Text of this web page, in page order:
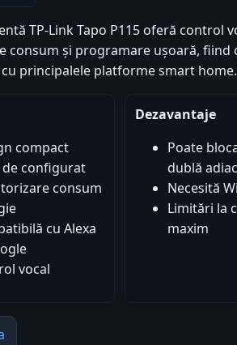
TP-Link Tapo P115 oferă control
consum și programare ușoară, fiind
principalele platforme smart home.
compact
de configurat
consum
cu Alexa
vocal
Dezavantaje
Poate
dublă
Necesită
Limitări la
maxim